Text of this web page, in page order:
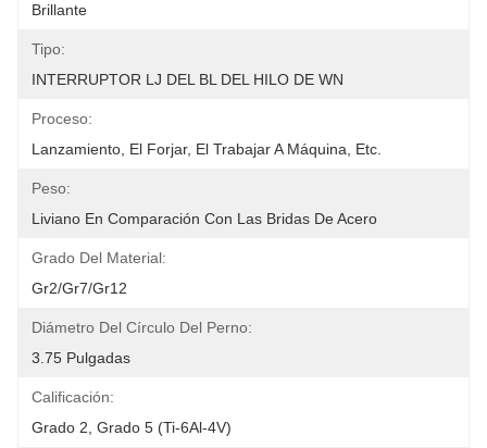
Brillante
Tipo:
INTERRUPTOR LJ DEL BL DEL HILO DE WN
Proceso:
Lanzamiento, El Forjar, El Trabajar A Máquina, Etc.
Peso:
Liviano En Comparación Con Las Bridas De Acero
Grado Del Material:
Gr2/Gr7/Gr12
Diámetro Del Círculo Del Perno:
3.75 Pulgadas
Calificación:
Grado 2, Grado 5 (Ti-6Al-4V)